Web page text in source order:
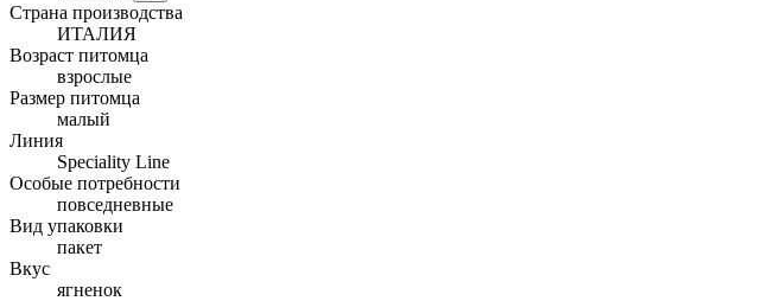
Страна производства
ИТАЛИЯ
Возраст питомца
взрослые
Размер питомца
малый
Линия
Speciality Line
Особые потребности
повседневные
Вид упаковки
пакет
Вкус
ягненок